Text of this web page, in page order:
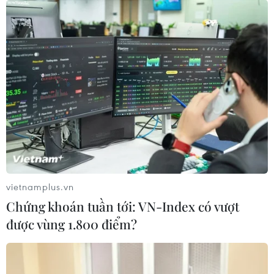
Hà Nội: Gần 65 tỷ đồng hỗ trợ đoàn viên,
người lao động vui "Tết sum vầy"
21/01/2024 14:11
10 năm qua, chương trình "Tết sum vầy" của thành phố
Hà Nội đã thực hiện nhiều hoạt động như tặng quà Tết,
hỗ trợ vé ôtô, xây dựng và sửa chữa "Mái ấm Công
đoàn"... với tổng kinh phí gần 65 tỷ đồng.
vietnamplus.vn
Chứng khoán tuần tới: VN-Index có vượt
được vùng 1.800 điểm?